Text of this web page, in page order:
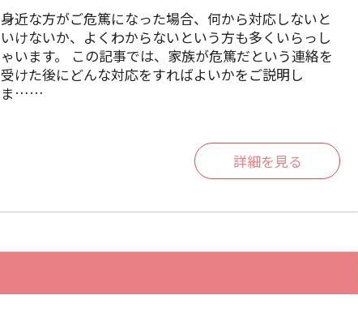
身近な方がご危篤になった場合、何から対応しないと
いけないか、よくわからないという方も多くいらっし
ゃいます。 この記事では、家族が危篤だという連絡を
受けた後にどんな対応をすればよいかをご説明し
ま……
詳細を見る